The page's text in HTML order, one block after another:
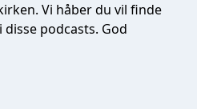
Vi håber du vil finde
podcasts. God